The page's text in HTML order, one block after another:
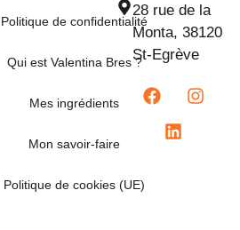
Politique de confidentialité
Qui est Valentina Bres ?
Mes ingrédients
Mon savoir-faire
Politique de cookies (UE)
28 rue de la
Monta, 38120
St-Egrève